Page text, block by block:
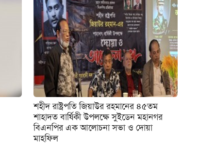
শহীদ রাষ্ট্রপতি জিয়াউর রহমানের ৪৫তম
শাহাদত বার্ষিকী উপলক্ষে সুইডেন মহানগর
বিএনপির এক আলোচনা সভা ও দোয়া
মাহফিল